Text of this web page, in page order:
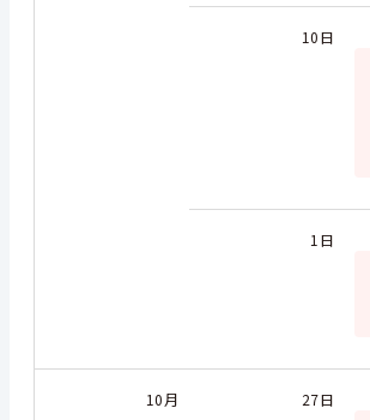
10日
1日
10月
27日